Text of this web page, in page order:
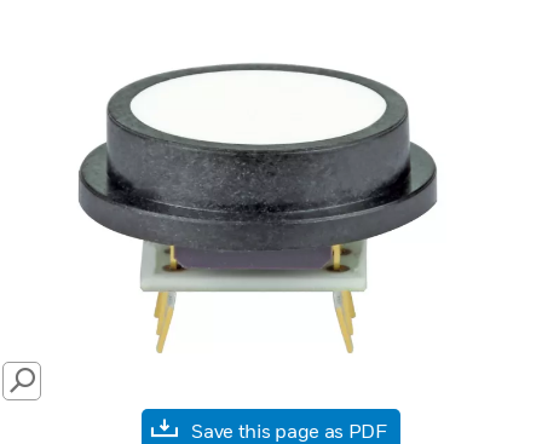
SEARCH
Save this page as PDF